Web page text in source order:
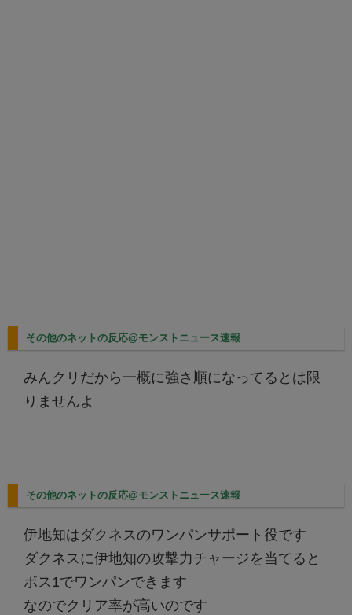
その他のネットの反応@モンストニュース速報
みんクリだから一概に強さ順になってるとは限
りませんよ
その他のネットの反応@モンストニュース速報
伊地知はダクネスのワンパンサポート役です
ダクネスに伊地知の攻撃力チャージを当てると
ボス1でワンパンできます
なのでクリア率が高いのです